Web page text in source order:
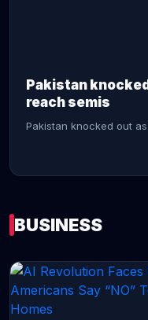
Pakistan
reach semis
Pakistan knocked out
CONTINUE READING →
BUSINESS